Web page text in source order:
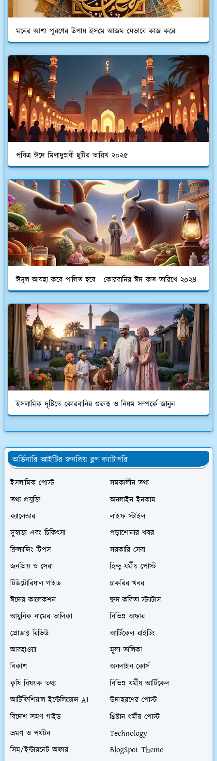
মনের আশা পূরণের উপায় ইসমে আজম যেভাবে কাজ করে
পবিত্র ঈদে মিলাদুন্নবী ছুটির তারিখ ২০২৫
ঈদুল আযহা কবে পালিত হবে - কোরবানির ঈদ কত তারিখে ২০২৪
ইসলামিক দৃষ্টিতে কোরবানির গুরুত্ব ও নিয়ম সম্পর্কে জানুন
অর্ডিনারি আইটির জনপ্রিয় ব্লগ ক্যাটাগরি
ইসলামিক পোস্ট
সমকালীন তথ্য
তথ্য প্রযুক্তি
অনলাইন ইনকাম
ক্যালেন্ডার
লাইফ স্টাইল
সুস্বাস্থ্য এবং চিকিৎসা
পড়াশোনার খবর
ফ্রিল্যান্সিং টিপস
সরকারি সেবা
জনপ্রিয় ও সেরা
হিন্দু ধর্মীয় পোস্ট
টিউটোরিয়াল গাইড
চাকরির খবর
ঈদের কালেকশন
ছন্দ-কবিতা-স্ট্যাটাস
আধুনিক নামের তালিকা
বিভিন্ন অফার
প্রোডাক্ট রিভিউ
আর্টিকেল রাইটিং
আবহাওয়া
মূল্য তালিকা
বিকাশ
অনলাইন কোর্স
কৃষি বিষয়ক তথ্য
বিভিন্ন ধর্মীয় আর্টিকেল
আর্টিফিশিয়াল ইন্টেলিজেন্স AI
উদাহরণের পোস্ট
বিদেশ ভ্রমণ গাইড
খ্রিষ্টান ধর্মীয় পোস্ট
ভ্রমণ ও পর্যটন
Technology
সিম/ইন্টারনেট অফার
BlogSpot Theme